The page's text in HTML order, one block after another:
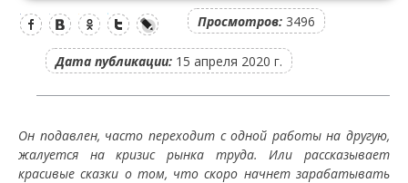
Просмотров: 3496
Дата публикации: 15 апреля 2020 г.
Он подавлен, часто переходит с одной работы на другую,
жалуется на кризис рынка труда. Или рассказывает
красивые сказки о том, что скоро начнет зарабатывать